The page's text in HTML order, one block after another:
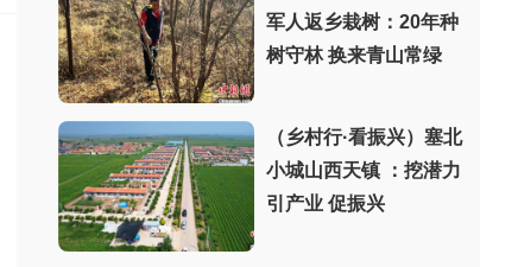
军人返乡栽树：20年种
树守林 换来青山常绿
（乡村行·看振兴）塞北
小城山西天镇 ：挖潜力
引产业 促振兴